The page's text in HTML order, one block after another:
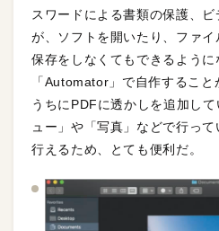
スワードによる書類の保護、
が、ソフトを開いたり、ファ
保存をしなくてもできるよう
「Automator」で自作するこ
うちにPDFに透かしを追加し
ュー」や「写真」などで行っ
行えるため、とても便利だ。